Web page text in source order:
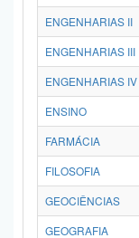
ENGENHARIAS II
ENGENHARIAS III
ENGENHARIAS IV
ENSINO
FARMÁCIA
FILOSOFIA
GEOCIÊNCIAS
GEOGRAFIA